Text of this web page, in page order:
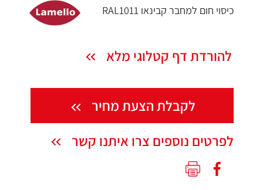
כיסוי חום למחבר קבינאו RAL1011
להורדת דף קטלוגי מלא
לקבלת הצעת מחיר
לפרטים נוספים צרו איתנו קשר